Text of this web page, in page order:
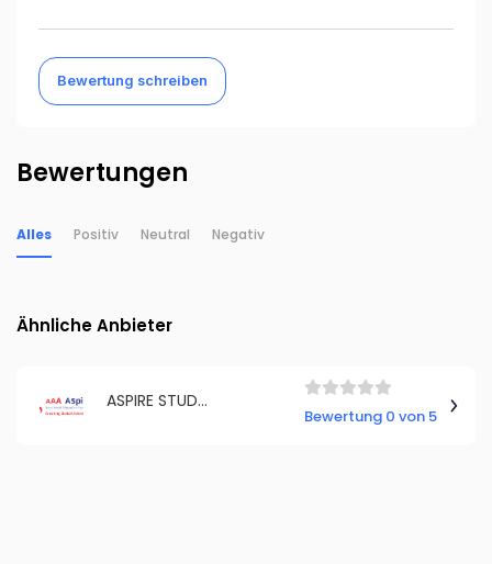
Bewertung schreiben
Bewertungen
Alles Positiv Neutral Negativ
Ähnliche Anbieter
ASPIRE STUDY & WORK ABROAD
Bewertung 0 von 5